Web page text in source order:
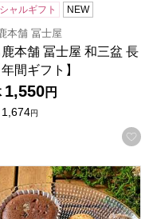
りに登録する
ャルギフト NEW
本舗 冨士屋
本舗 冨士屋 和三盆 長
間ギフト】
1,550円
1,674円
だバーム 5個入[MRL-
焼き菓子アソート フ